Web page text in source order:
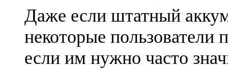
Даже если штатный
некоторые пользователи
если им нужно часто